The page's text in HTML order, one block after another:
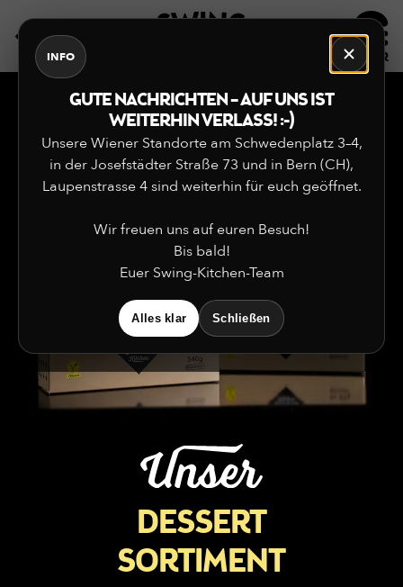
INFO
GUTE NACHRICHTEN – AUF UNS IST
WEITERHIN VERLASS! :-)
Unsere Wiener Standorte am Schwedenplatz 3–4,
in der Josefstädter Straße 73 und in Bern (CH),
Laupenstrasse 4 sind weiterhin für euch geöffnet.
Wir freuen uns auf euren Besuch!
Bis bald!
Euer Swing-Kitchen-Team
Alles klar Schließen
EN
DESSERT
SORTIMENT